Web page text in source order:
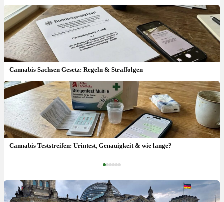
Cannabis Sachsen Gesetz: Regeln & Straffolgen
Cannabis Teststreifen: Urintest, Genauigkeit & wie lange?
Rote Augen beim Kiffen: Ursache & welche Augentropfen?